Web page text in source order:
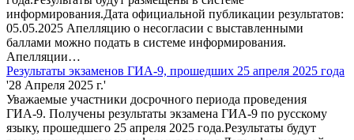
информирования.Дата официальной публикации результатов:
05.05.2025 Апелляцию о несогласии с выставленными
баллами можно подать в системе информирования.
Апелляции…
Результаты экзаменов ГИА-9, прошедших 25 апреля 2025 года
'28 Апреля 2025 г.'
Уважаемые участники досрочного периода проведения
ГИА-9. Получены результаты экзамена ГИА-9 по русскому
языку, прошедшего 25 апреля 2025 года.Результаты будут